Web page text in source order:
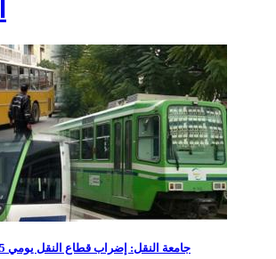
جامعة النقل: إضراب قطاع النقل يومي 25 و26 جانفي مازال قائما